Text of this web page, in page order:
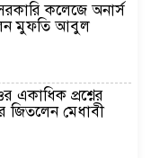
কলেজে অনার্স
মুফতি আবুল
একাধিক প্রশ্নের
জিতলেন মেধাবী